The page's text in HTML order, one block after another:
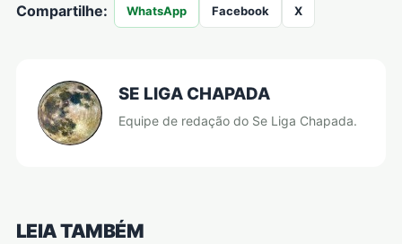
Compartilhe: WhatsApp Facebook X
SE LIGA CHAPADA
Equipe de redação do Se Liga Chapada.
LEIA TAMBÉM